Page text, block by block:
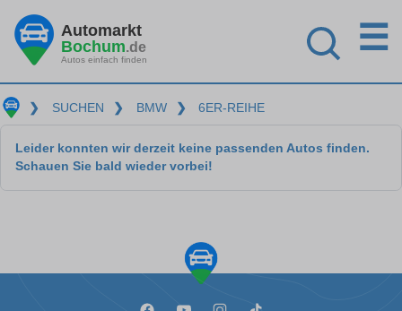
Automarkt
Bochum.de
Autos einfach finden
☰
❯ SUCHEN ❯ BMW ❯ 6ER-REIHE
Leider konnten wir derzeit keine passenden Autos finden.
Schauen Sie bald wieder vorbei!